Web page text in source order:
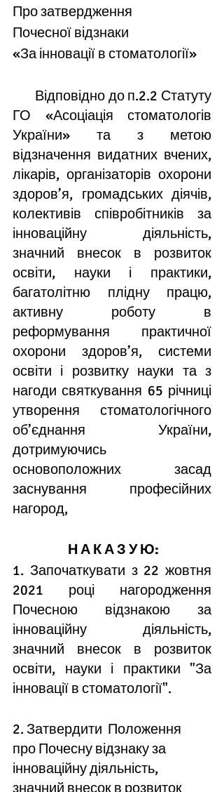
Про затвердження
Почесної відзнаки
«За інновації в стоматології»
ГО «Асоціація стоматологів
України» та з метою
відзначення видатних вчених,
лікарів, організаторів охорони
здоров’я, громадських діячів,
колективів співробітників за
інноваційну діяльність,
значний внесок в розвиток
освіти, науки і практики,
багатолітню плідну працю,
активну роботу в
реформування практичної
охорони здоров’я, системи
освіти і розвитку науки та з
нагоди святкування 65 річниці
утворення стоматологічного
об’єднання України,
дотримуючись
основоположних засад
заснування професійних
нагород,
Н А К А З У Ю:
1. Започаткувати з 22 жовтня
2021 році нагородження
Почесною відзнакою за
інноваційну діяльність,
значний внесок в розвиток
освіти, науки і практики "За
інновації в стоматології".
2. Затвердити Положення
про Почесну відзнаку за
інноваційну діяльність,
значний внесок в розвиток